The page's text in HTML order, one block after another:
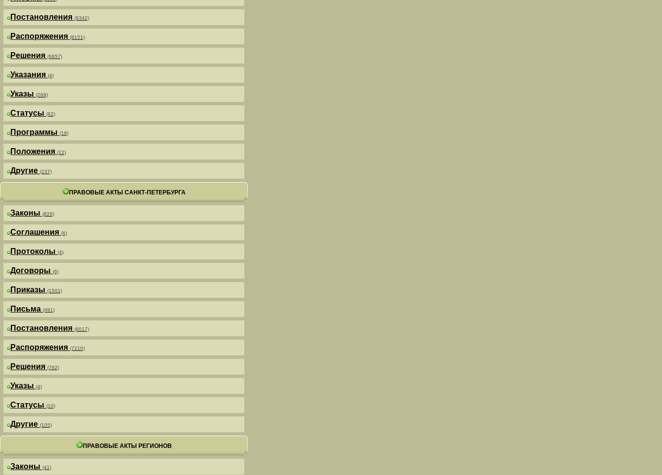
Постановления (8342)
Распоряжения (8151)
Решения (6857)
Указания (4)
Указы (269)
Статусы (62)
Программы (18)
Положения (22)
Другие (237)
ПРАВОВЫЕ АКТЫ САНКТ-ПЕТЕРБУРГА
Законы (826)
Соглашения (6)
Протоколы (4)
Договоры (6)
Приказы (1501)
Письма (491)
Постановления (6017)
Распоряжения (7210)
Решения (782)
Указы (4)
Статусы (10)
Другие (105)
ПРАВОВЫЕ АКТЫ РЕГИОНОВ
Законы (41)